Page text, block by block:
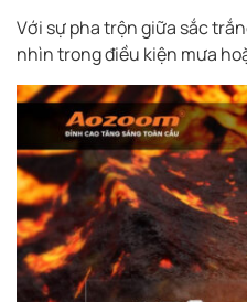
Với sự pha trộn giữa sắc
nhìn trong điều kiện mưa